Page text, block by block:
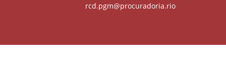
rcd.pgm@procuradoria.rio